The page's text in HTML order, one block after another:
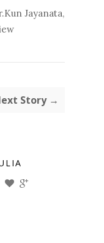
Jayanata,
Story →